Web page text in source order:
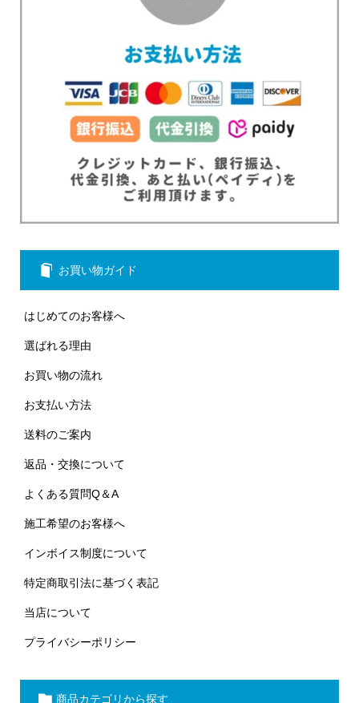
お買い物ガイド
はじめてのお客様へ
選ばれる理由
お買い物の流れ
お支払い方法
送料のご案内
返品・交換について
よくある質問Q＆A
施工希望のお客様へ
インボイス制度について
特定商取引法に基づく表記
当店について
プライバシーポリシー
商品カテゴリから探す